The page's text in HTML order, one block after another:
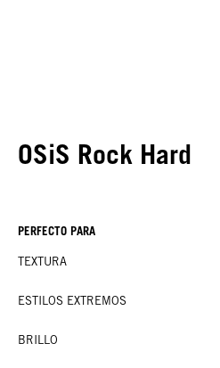
OSiS Rock Hard
PERFECTO PARA
TEXTURA
ESTILOS EXTREMOS
BRILLO